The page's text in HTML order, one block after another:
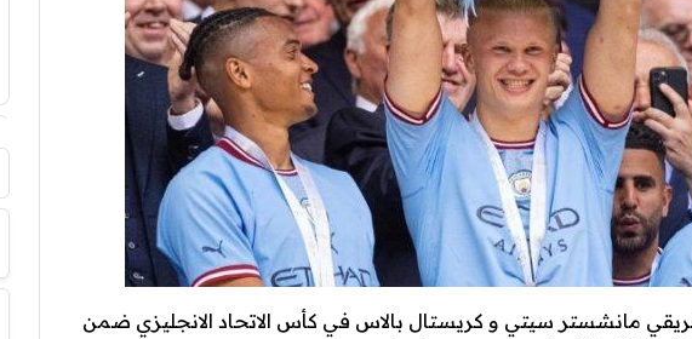
مانشستر سيتي و كريستال بالاس في كأس الاتحاد الانجليزي ضمن